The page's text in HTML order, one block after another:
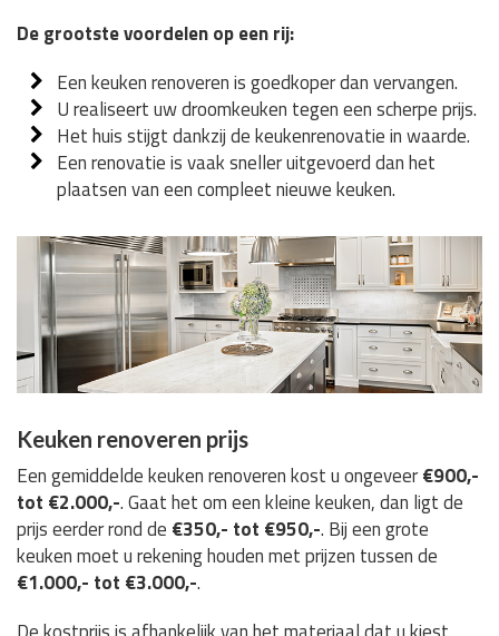
De grootste voordelen op een rij:
Een keuken renoveren is goedkoper dan vervangen.
U realiseert uw droomkeuken tegen een scherpe prijs.
Het huis stijgt dankzij de keukenrenovatie in waarde.
Een renovatie is vaak sneller uitgevoerd dan het
plaatsen van een compleet nieuwe keuken.
Keuken renoveren prijs
Een gemiddelde keuken renoveren kost u ongeveer€900,-
tot €2.000,-. Gaat het om een kleine keuken, dan ligt de
prijs eerder rond de €350,- tot €950,-. Bij een grote
keuken moet u rekening houden met prijzen tussen de
€1.000,- tot €3.000,-.